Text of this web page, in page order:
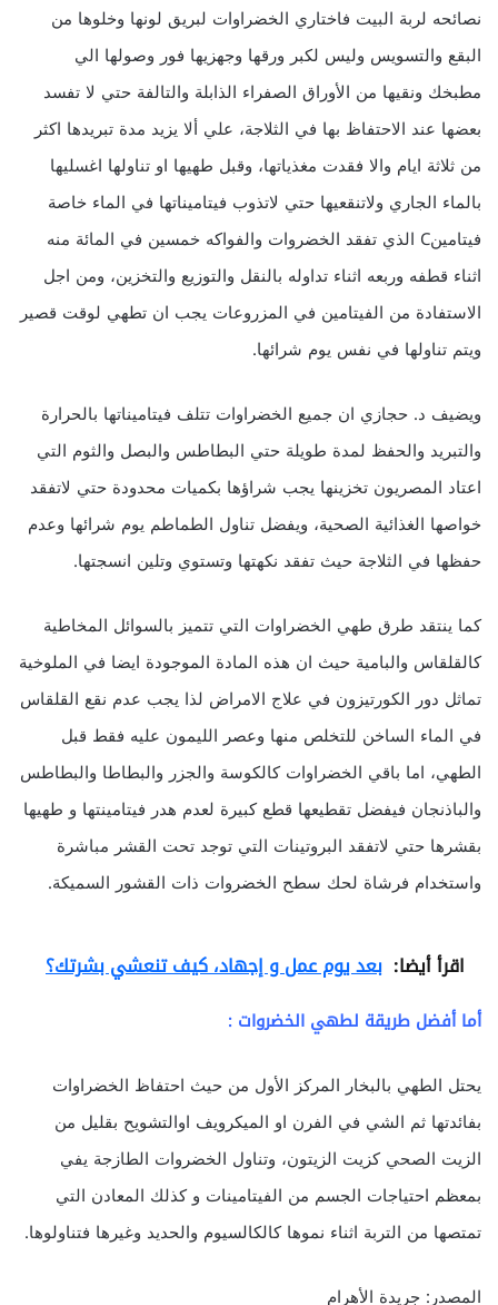
نصائحه لربة البيت فاختاري الخضراوات لبريق لونها وخلوها من
البقع والتسويس وليس لكبر ورقها وجهزيها فور وصولها الي
مطبخك ونقيها من الأوراق الصفراء الذابلة والتالفة حتي لا تفسد
بعضها عند الاحتفاظ بها في الثلاجة، علي ألا يزيد مدة تبريدها اكثر
من ثلاثة ايام والا فقدت مغذياتها، وقبل طهيها او تناولها اغسليها
بالماء الجاري ولاتنقعيها حتي لاتذوب فيتاميناتها في الماء خاصة
فيتامينC الذي تفقد الخضروات والفواكه خمسين في المائة منه
اثناء قطفه وربعه اثناء تداوله بالنقل والتوزيع والتخزين، ومن اجل
الاستفادة من الفيتامين في المزروعات يجب ان تطهي لوقت قصير
ويتم تناولها في نفس يوم شرائها.
ويضيف د. حجازي ان جميع الخضراوات تتلف فيتاميناتها بالحرارة
والتبريد والحفظ لمدة طويلة حتي البطاطس والبصل والثوم التي
اعتاد المصريون تخزينها يجب شراؤها بكميات محدودة حتي لاتفقد
خواصها الغذائية الصحية، ويفضل تناول الطماطم يوم شرائها وعدم
حفظها في الثلاجة حيث تفقد نكهتها وتستوي وتلين انسجتها.
كما ينتقد طرق طهي الخضراوات التي تتميز بالسوائل المخاطية
كالقلقاس والبامية حيث ان هذه المادة الموجودة ايضا في الملوخية
تماثل دور الكورتيزون في علاج الامراض لذا يجب عدم نقع القلقاس
في الماء الساخن للتخلص منها وعصر الليمون عليه فقط قبل
الطهي، اما باقي الخضراوات كالكوسة والجزر والبطاطا والبطاطس
والباذنجان فيفضل تقطيعها قطع كبيرة لعدم هدر فيتامينتها و طهيها
بقشرها حتي لاتفقد البروتينات التي توجد تحت القشر مباشرة
واستخدام فرشاة لحك سطح الخضروات ذات القشور السميكة.
اقرأ أيضا: بعد يوم عمل و إجهاد، كيف تنعشي بشرتك؟
أما أفضل طريقة لطهي الخضروات :
يحتل الطهي بالبخار المركز الأول من حيث احتفاظ الخضراوات
بفائدتها ثم الشي في الفرن او الميكرويف اوالتشويح بقليل من
الزيت الصحي كزيت الزيتون، وتناول الخضروات الطازجة يفي
بمعظم احتياجات الجسم من الفيتامينات و كذلك المعادن التي
تمتصها من التربة اثناء نموها كالكالسيوم والحديد وغيرها فتناولوها.
المصدر: جريدة الأهرام